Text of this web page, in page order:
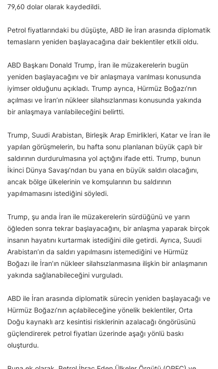
79,60 dolar olarak kaydedildi.
Petrol fiyatlarındaki bu düşüşte, ABD ile İran arasında diplomatik
temasların yeniden başlayacağına dair beklentiler etkili oldu.
ABD Başkanı Donald Trump, İran ile müzakerelerin bugün
yeniden başlayacağını ve bir anlaşmaya varılması konusunda
iyimser olduğunu açıkladı. Trump ayrıca, Hürmüz Boğazı’nın
açılması ve İran’ın nükleer silahsızlanması konusunda yakında
bir anlaşmaya varılabileceğini belirtti.
Trump, Suudi Arabistan, Birleşik Arap Emirlikleri, Katar ve İran ile
yapılan görüşmelerin, bu hafta sonu planlanan büyük çaplı bir
saldırının durdurulmasına yol açtığını ifade etti. Trump, bunun
İkinci Dünya Savaşı’ndan bu yana en büyük saldırı olacağını,
ancak bölge ülkelerinin ve komşularının bu saldırının
yapılmamasını istediğini söyledi.
Trump, şu anda İran ile müzakerelerin sürdüğünü ve yarın
öğleden sonra tekrar başlayacağını, bir anlaşma yaparak birçok
insanın hayatını kurtarmak istediğini dile getirdi. Ayrıca, Suudi
Arabistan’ın da saldırı yapılmasını istemediğini ve Hürmüz
Boğazı ile İran’ın nükleer silahsızlanmasına ilişkin bir anlaşmanın
yakında sağlanabileceğini vurguladı.
ABD ile İran arasında diplomatik sürecin yeniden başlayacağı ve
Hürmüz Boğazı’nın açılabileceğine yönelik beklentiler, Orta
Doğu kaynaklı arz kesintisi risklerinin azalacağı öngörüsünü
güçlendirerek petrol fiyatları üzerinde aşağı yönlü baskı
oluşturdu.